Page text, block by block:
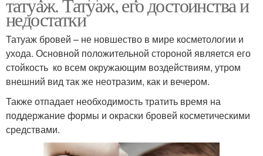
недостатки
Татуаж бровей – не новшество в мире косметологии и
ухода. Основной положительной стороной является его
стойкость ко всем окружающим воздействиям, утром
внешний вид так же неотразим, как и вечером.
Также отпадает необходимость тратить время на
поддержание формы и окраски бровей косметическими
средствами.